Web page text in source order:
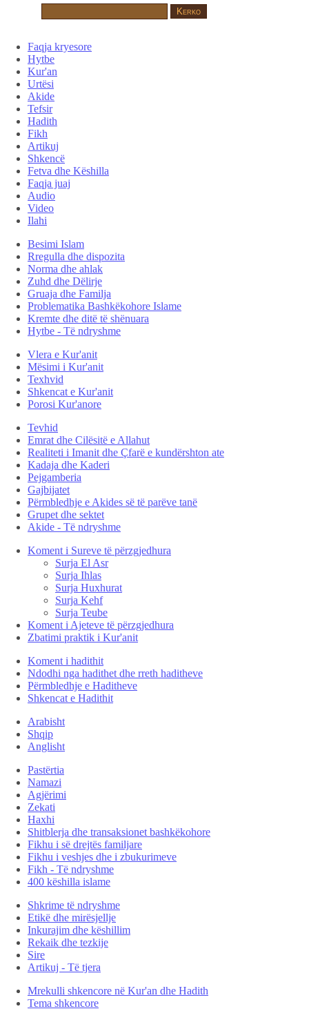
Faqja kryesore
Hytbe
Kur'an
Urtësi
Akide
Tefsir
Hadith
Fikh
Artikuj
Shkencë
Fetva dhe Këshilla
Faqja juaj
Audio
Video
Ilahi
Besimi Islam
Rregulla dhe dispozita
Norma dhe ahlak
Zuhd dhe Dëlirje
Gruaja dhe Familja
Problematika Bashkëkohore Islame
Kremte dhe ditë të shënuara
Hytbe - Të ndryshme
Vlera e Kur'anit
Mësimi i Kur'anit
Texhvid
Shkencat e Kur'anit
Porosi Kur'anore
Tevhid
Emrat dhe Cilësitë e Allahut
Realiteti i Imanit dhe Çfarë e kundërshton ate
Kadaja dhe Kaderi
Pejgamberia
Gajbijatet
Përmbledhje e Akides së të parëve tanë
Grupet dhe sektet
Akide - Të ndryshme
Koment i Sureve të përzgjedhura
Surja El Asr
Surja Ihlas
Surja Huxhurat
Surja Kehf
Surja Teube
Koment i Ajeteve të përzgjedhura
Zbatimi praktik i Kur'anit
Koment i hadithit
Ndodhi nga hadithet dhe rreth haditheve
Përmbledhje e Haditheve
Shkencat e Hadithit
Arabisht
Shqip
Anglisht
Pastërtia
Namazi
Agjërimi
Zekati
Haxhi
Shitblerja dhe transaksionet bashkëkohore
Fikhu i së drejtës familjare
Fikhu i veshjes dhe i zbukurimeve
Fikh - Të ndryshme
400 këshilla islame
Shkrime të ndryshme
Etikë dhe mirësjellje
Inkurajim dhe këshillim
Rekaik dhe tezkije
Sire
Artikuj - Të tjera
Mrekulli shkencore në Kur'an dhe Hadith
Tema shkencore